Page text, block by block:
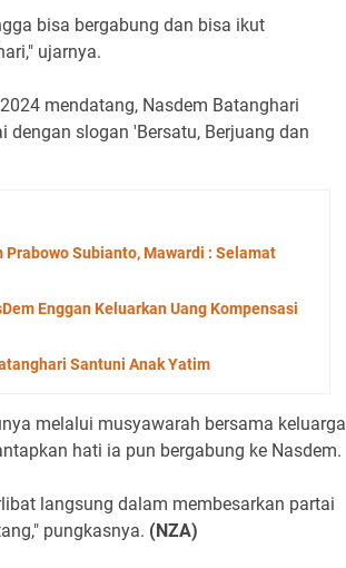
bisa bergabung dan bisa ikut
ujarnya.
mendatang, Nasdem Batanghari
slogan 'Bersatu, Berjuang dan
Subianto, Mawardi : Selamat
Enggan Keluarkan Uang Kompensasi
Santuni Anak Yatim
melalui musyawarah bersama keluarga
hati ia pun bergabung ke Nasdem.
langsung dalam membesarkan partai
pungkasnya. (NZA)